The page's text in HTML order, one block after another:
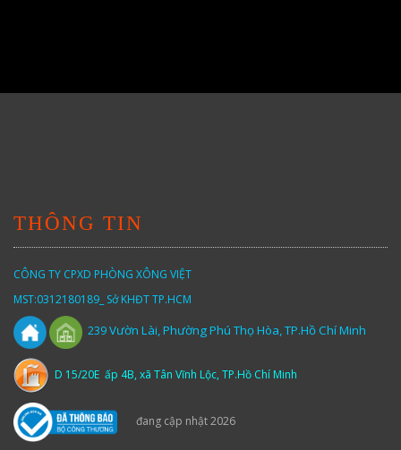
THÔNG TIN
CÔNG TY CPXD PHÒNG XÔNG VIỆT
MST:0312180189_ Sở KHĐT TP.HCM
239Vườn Lài,Phường Phú Thọ Hòa, TP.Hồ Chí Minh
D 15/20E ấp 4B, xã Tân Vĩnh Lộc, TP.Hồ Chí Minh
đang cập nhật 2026